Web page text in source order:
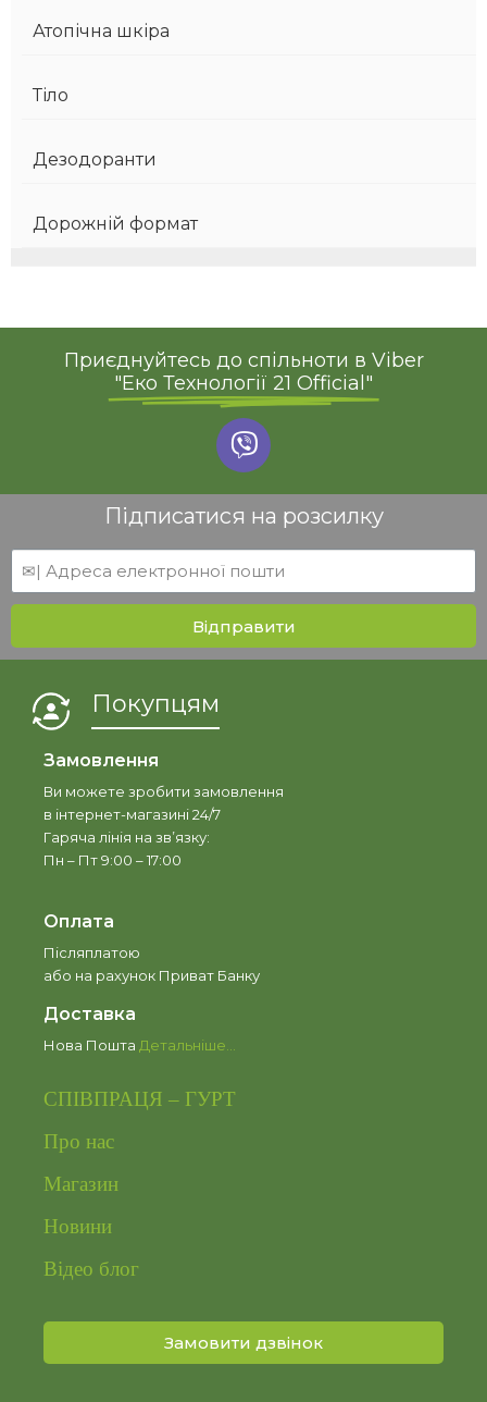
Атопічна шкіра
Тіло
Дезодоранти
Дорожній формат
Приєднуйтесь до спільноти в Viber
"Еко Технології 21 Official"
Підписатися на розсилку
Відправити
Покупцям
Замовлення
Ви можете зробити замовлення
в інтернет-магазині 24/7
Гаряча лінія на зв’язку:
Пн – Пт 9:00 – 17:00
Оплата
Післяплатою
або на рахунок Приват Банку
Доставка
Нова Пошта Детальніше…
СПІВПРАЦЯ – ГУРТ
Про нас
Магазин
Новини
Відео блог
Замовити дзвінок